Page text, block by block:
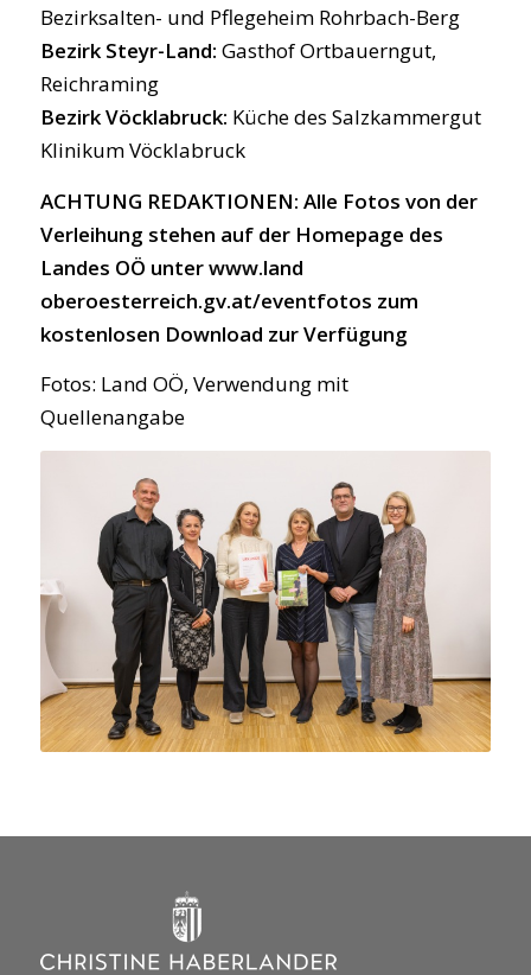
Bezirksalten- und Pflegeheim Rohrbach-Berg
Bezirk Steyr-Land: Gasthof Ortbauerngut,
Reichraming
Bezirk Vöcklabruck: Küche des Salzkammergut
Klinikum Vöcklabruck
ACHTUNG REDAKTIONEN: Alle Fotos von der
Verleihung stehen auf der Homepage des
Landes OÖ unter www.land
oberoesterreich.gv.at/eventfotos zum
kostenlosen Download zur Verfügung
Fotos: Land OÖ, Verwendung mit
Quellenangabe